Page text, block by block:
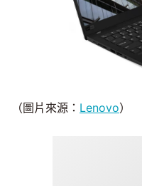
（圖片來源： Lenovo）